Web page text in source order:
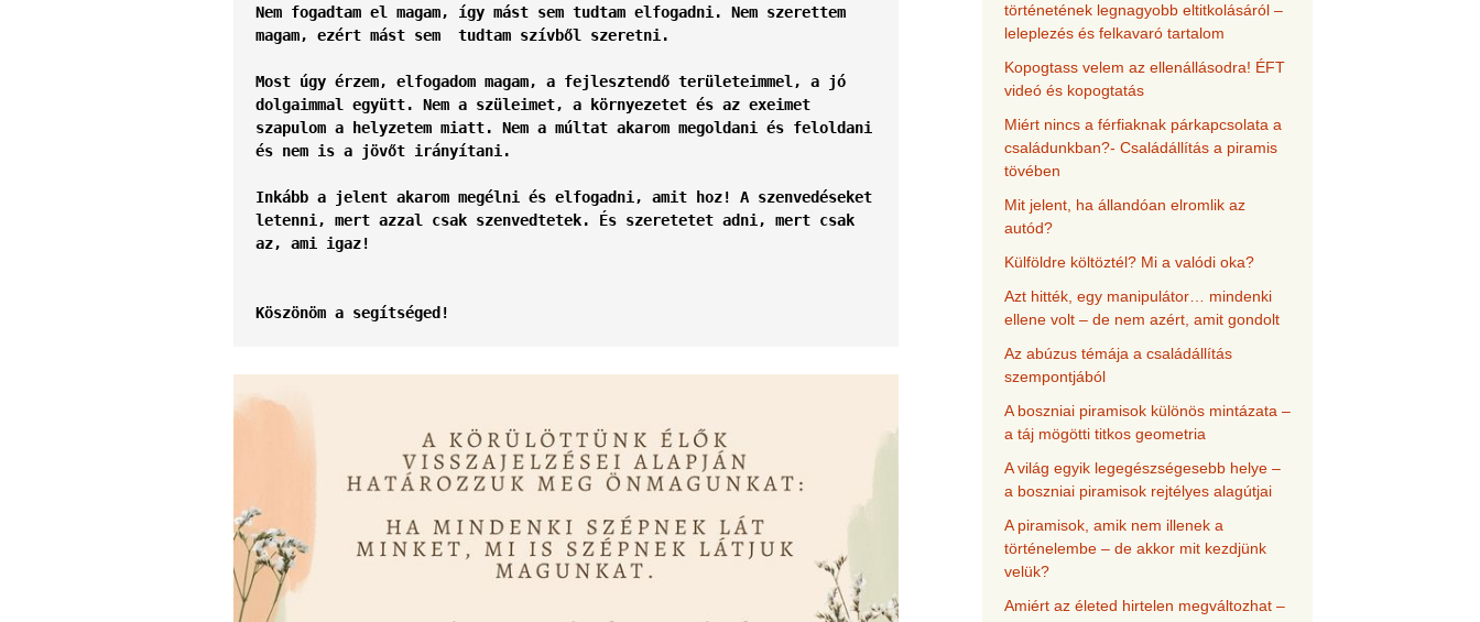
Nem fogadtam el magam, így mást sem tudtam elfogadni. Nem szerettem
magam, ezért mást sem  tudtam szívből szeretni.
Most úgy érzem, elfogadom magam, a fejlesztendő területeimmel, a jó
dolgaimmal együtt. Nem a szüleimet, a környezetet és az exeimet
szapulom a helyzetem miatt. Nem a múltat akarom megoldani és feloldani
és nem is a jövőt irányítani.
Inkább a jelent akarom megélni és elfogadni, amit hoz! A szenvedéseket
letenni, mert azzal csak szenvedtetek. És szeretetet adni, mert csak
az, ami igaz!
Köszönöm a segítséged!
történetének legnagyobb eltitkolásáról –
leleplezés és felkavaró tartalom
Kopogtass velem az ellenállásodra! ÉFT
videó és kopogtatás
Miért nincs a férfiaknak párkapcsolata a
családunkban?- Családállítás a piramis
tövében
Mit jelent, ha állandóan elromlik az
autód?
Külföldre költöztél? Mi a valódi oka?
Azt hitték, egy manipulátor… mindenki
ellene volt – de nem azért, amit gondolt
Az abúzus témája a családállítás
szempontjából
A boszniai piramisok különös mintázata –
a táj mögötti titkos geometria
A világ egyik legegészségesebb helye –
a boszniai piramisok rejtélyes alagútjai
A piramisok, amik nem illenek a
történelembe – de akkor mit kezdjünk
velük?
Amiért az életed hirtelen megváltozhat –